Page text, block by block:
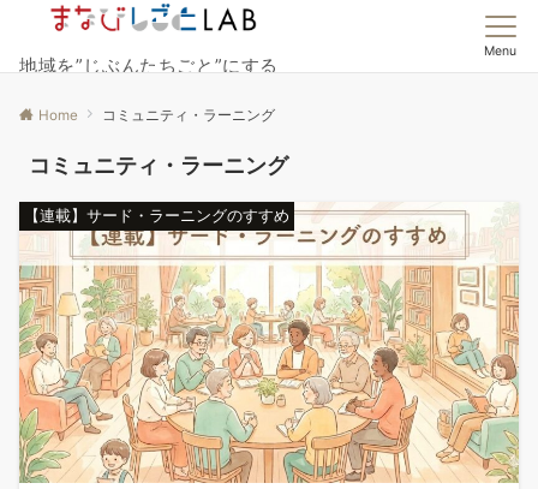
地域を”じぶんたちごと”にする
Menu
Home コミュニティ・ラーニング
コミュニティ・ラーニング
【連載】サード・ラーニングのすすめ